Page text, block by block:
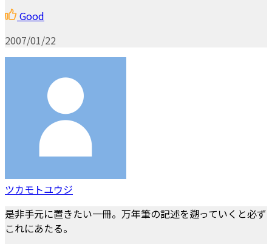
Good
2007/01/22
ツカモトユウジ
是非手元に置きたい一冊。万年筆の記述を遡っていくと必ず
これにあたる。